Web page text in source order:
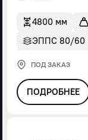
4800 мм
ЭППС 80/60
ПОД ЗАКАЗ
ПОДРОБНЕЕ